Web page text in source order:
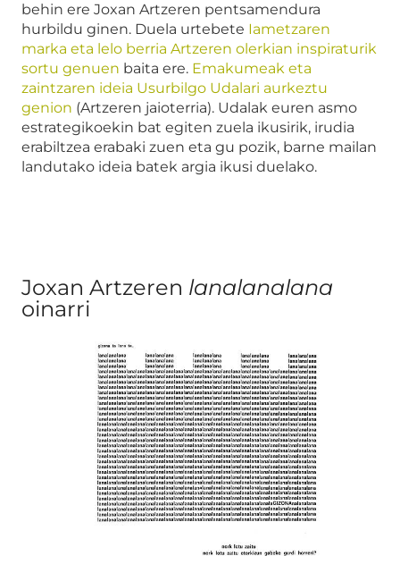
behin ere Joxan Artzeren pentsamendura
hurbildu ginen. Duela urtebete Iametzaren
marka eta lelo berria Artzeren olerkian inspiraturik
sortu genuen baita ere. Emakumeak eta
zaintzaren ideia Usurbilgo Udalari aurkeztu
genion (Artzeren jaioterria). Udalak euren asmo
estrategikoekin bat egiten zuela ikusirik, irudia
erabiltzea erabaki zuen eta gu pozik, barne mailan
landutako ideia batek argia ikusi duelako.
Joxan Artzeren lanalanalana
oinarri